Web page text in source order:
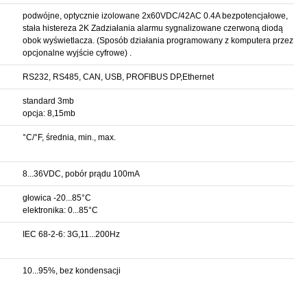
podwójne, optycznie izolowane 2x60VDC/42AC 0.4A bezpotencjałowe,
stała histereza 2K Zadziałania alarmu sygnalizowane czerwoną diodą
obok wyświetlacza. (Sposób działania programowany z komputera przez
opcjonalne wyjście cyfrowe) .
RS232, RS485, CAN, USB, PROFIBUS DP,Ethernet
standard 3mb
opcja: 8,15mb
°C/°F, średnia, min., max.
8...36VDC, pobór prądu 100mA
głowica -20...85°C
elektronika: 0...85°C
IEC 68-2-6: 3G,11...200Hz
10...95%, bez kondensacji